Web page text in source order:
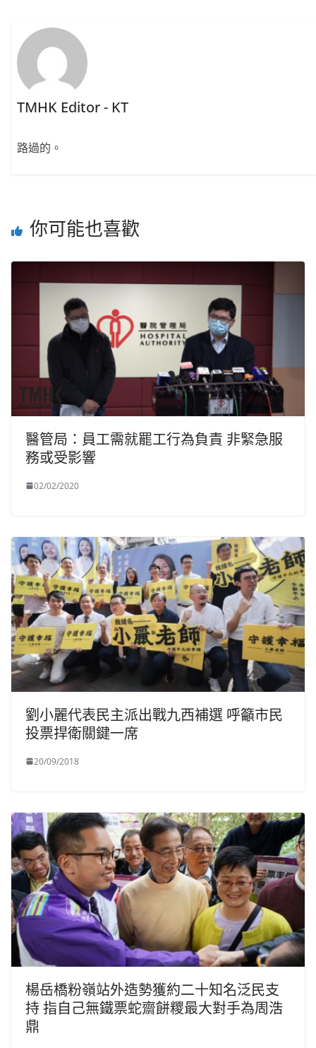
TMHK Editor - KT
路過的。
你可能也喜歡
醫管局：員工需就罷工行為負責 非緊急服
務或受影響
02/02/2020
劉小麗代表民主派出戰九西補選 呼籲市民
投票捍衛關鍵一席
20/09/2018
楊岳橋粉嶺站外造勢獲約二十知名泛民支
持 指自己無鐵票蛇齋餅糭最大對手為周浩
鼎